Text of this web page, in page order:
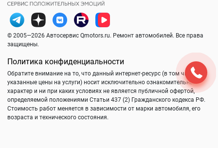
© 2005—2026 Автосервис Qmotors.ru. Ремонт автомобилей. Все права
защищены.
Политика конфиденциальности
Обратите внимание на то, что данный интернет-ресурс (в том числе
указанные цены на услуги) носит исключительно ознакомительный
характер и ни при каких условиях не является публичной офертой,
определяемой положениями Статьи 437 (2) Гражданского кодекса РФ.
Стоимость работ меняется в зависимости от марки автомобиля, его
возраста и технического состояния.